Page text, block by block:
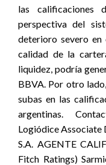
las
perspectiva del
deterioro severo
calidad de la
liquidez, podría
BBVA. Por otro
subas en las
argentinas.
Logiódice Associate
S.A. AGENTE
Fitch Ratings)